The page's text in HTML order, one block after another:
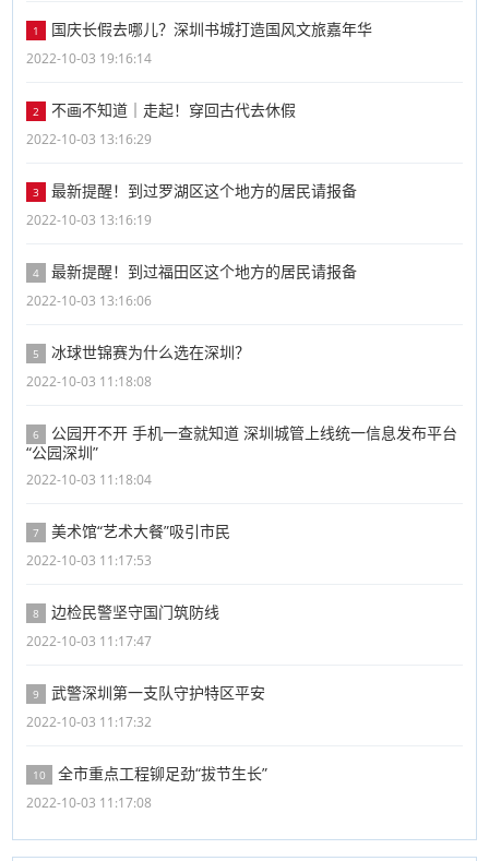
1 国庆长假去哪儿？深圳书城打造国风文旅嘉年华
2022-10-03 19:16:14
2 不画不知道｜走起！穿回古代去休假
2022-10-03 13:16:29
3 最新提醒！到过罗湖区这个地方的居民请报备
2022-10-03 13:16:19
4 最新提醒！到过福田区这个地方的居民请报备
2022-10-03 13:16:06
5 冰球世锦赛为什么选在深圳？
2022-10-03 11:18:08
6
公园开不开 手机一查就知道 深圳城管上线统一信息发布平台
“公园深圳”
2022-10-03 11:18:04
7 美术馆“艺术大餐”吸引市民
2022-10-03 11:17:53
8 边检民警坚守国门筑防线
2022-10-03 11:17:47
9 武警深圳第一支队守护特区平安
2022-10-03 11:17:32
10 全市重点工程铆足劲“拔节生长”
2022-10-03 11:17:08